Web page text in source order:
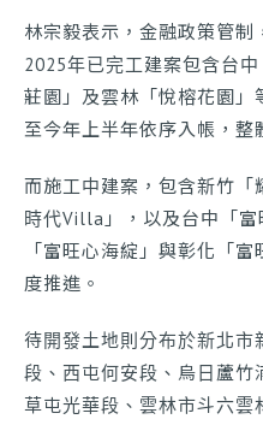
林宗毅表示，金融政策管制
2025年已完工建案包含台
莊園」及雲林「悅榕花園」
至今年上半年依序入帳，整
而施工中建案，包含新竹
時代Villa」，以及台中「富
「富旺心海綻」與彰化「
度推進。
待開發土地則分布於新北市
段、西屯何安段、烏日蘆
草屯光華段、雲林市斗六